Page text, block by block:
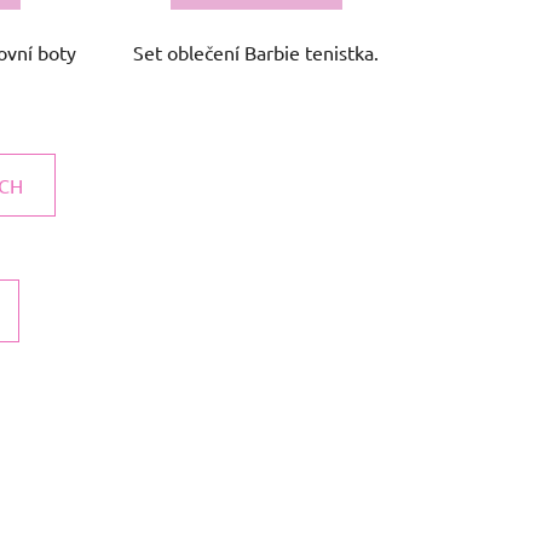
boty Set oblečení Barbie tenistka.